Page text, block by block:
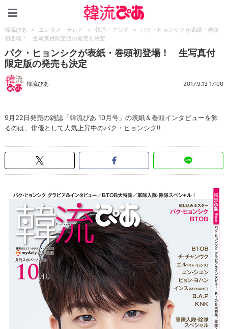
韓流ぴあ > エンタメ・テレビ > 韓流・アジア >
パク・ヒョンシクが表紙・巻頭
初登場！ 生写真付限定版の発売も決定
パク・ヒョンシクが表紙・巻頭初登場！ 生写真付
限定版の発売も決定
韓流ぴあ 2017.9.13 17:00
9月22日発売の雑誌「韓流ぴあ 10月号」の表紙＆巻頭インタビューを飾
るのは、俳優として人気上昇中のパク・ヒョンシク!!